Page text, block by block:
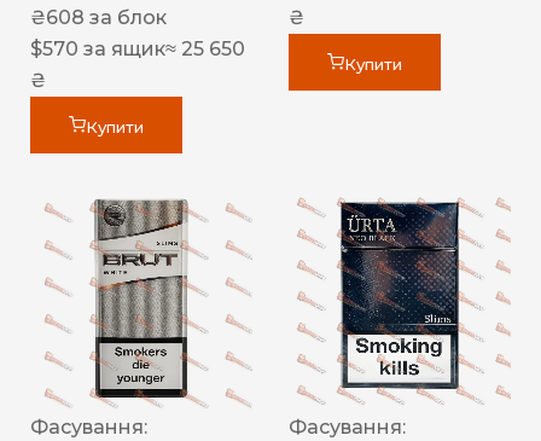
₴608 за блок
$570 за ящик≈ 25 650
₴
Купити
₴
Купити
Фасування:
Фасування: